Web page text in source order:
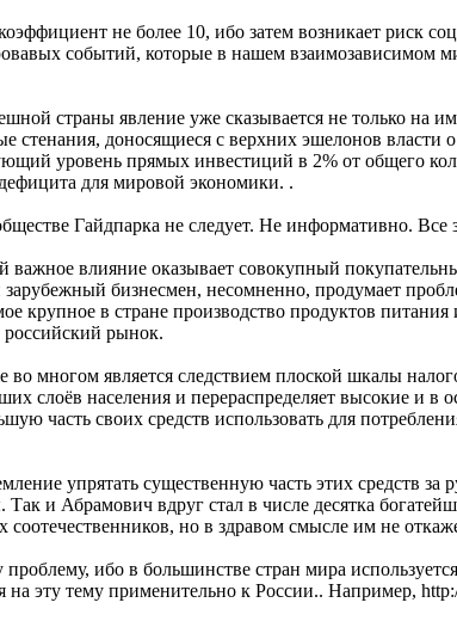
не более 10, ибо затем возникает риск
событий, которые в нашем взаимозависимом
страны явление уже сказывается не только на
стенания, доносящиеся с верхних эшелонов
уровень прямых инвестиций в 2% от
для мировой экономики. .
Гайдпарка не следует. Не информативно. Все
влияние оказывает совокупный
бизнесмен, несомненно, продумает
крупное в стране производство продуктов
российский рынок.
многом является следствием плоской шкалы
слоёв населения и перераспределяет высокие и
часть своих средств использовать для
упрятать существенную часть этих
Так и Абрамович вдруг стал в числе десятка
но в здравом смысле им не
ибо в большинстве стран мира
эту тему применительно к России.. Например,